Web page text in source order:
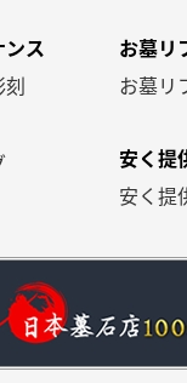
ス
お墓リ
お墓リ
安く提
安く提